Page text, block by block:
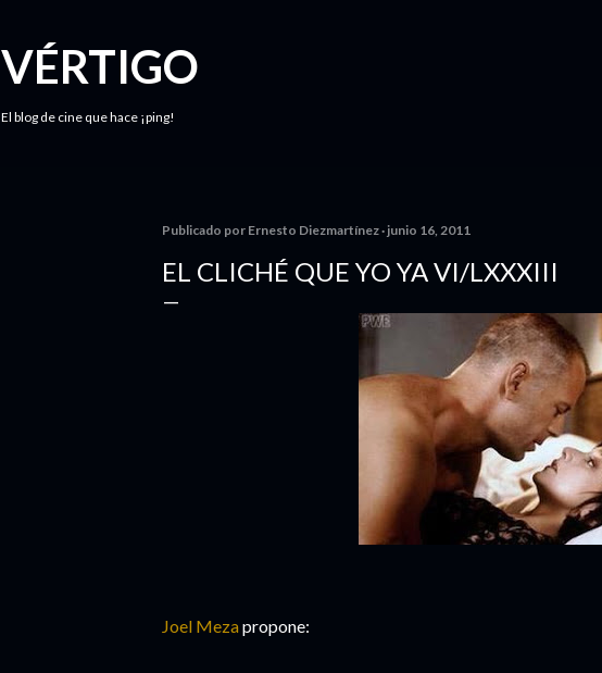
VÉRTIGO
El blog de cine que hace ¡ping!
Publicado por Ernesto Diezmartínez junio 16, 2011
EL CLICHÉ QUE YO YA VI/LXXXIII
Joel Mezapropone: